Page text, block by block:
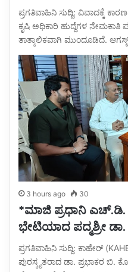
ಪ್ರಗತಿವಾಹಿನಿ ಸುದ್ದಿ: ವಿವಾದಕ್ಕೆ
ಕೃಷಿ ಅಧಿಕಾರಿ ಹುದ್ದೆಗಳ ನೇಮಕಾತಿ
ತಾತ್ಕಾಲಿಕವಾಗಿ ಮುಂದೂಡಿದೆ.
3 hours ago 30
*ಮಾಜಿ ಪ್ರಧಾನಿ ಎಚ್.ಡಿ.
ಭೇಟಿಯಾದ ಪದ್ಮಶ್ರೀ
ಪ್ರಗತಿವಾಹಿನಿ ಸುದ್ದಿ: ಕಾಹೇರ್
ಪುರಸ್ಕೃತರಾದ ಡಾ. ಪ್ರಭಾಕರ ಬಿ.